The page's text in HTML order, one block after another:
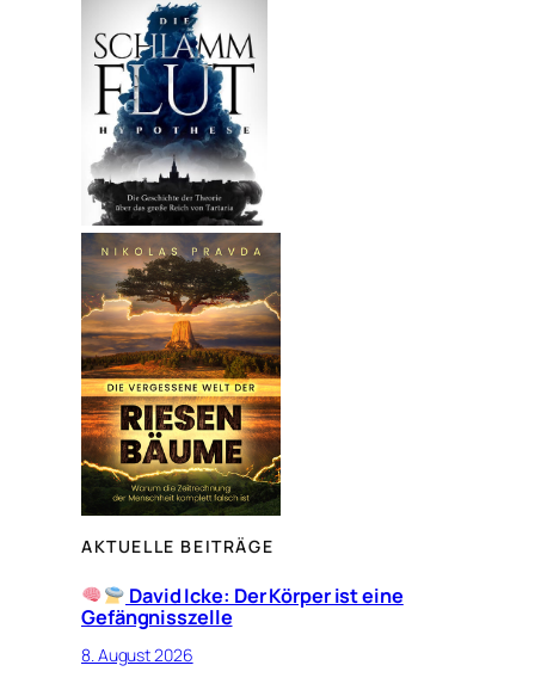
AKTUELLE BEITRÄGE
David Icke: Der Körper ist eine
Gefängnisszelle
8. August 2026